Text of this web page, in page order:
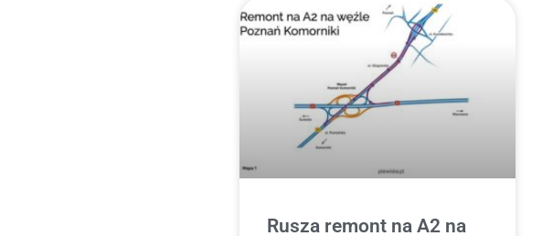
Rusza remont na A2 na